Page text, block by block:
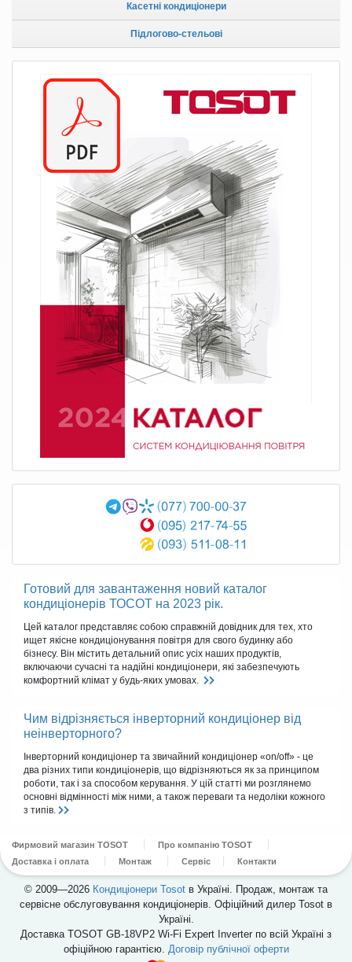
Касетні кондиціонери
Підлогово-стельові
Готовий для завантаження новий каталог
кондиціонерів ТОСОТ на 2023 рік.
Цей каталог представляє собою справжній довідник для тех, хто
ищет якісне кондиціонування повітря для свого будинку або
бізнесу. Він містить детальний опис усіх наших продуктів,
включаючи сучасні та надійні кондиціонери, які забезпечують
комфортний клімат у будь-яких умовах.
Чим відрізняється інверторний кондиціонер від
неінверторного?
Інверторний кондиціонер та звичайний кондиціонер «on/off» - це
два різних типи кондиціонерів, що відрізняються як за принципом
роботи, так і за способом керування. У цій статті ми розглянемо
основні відмінності між ними, а також переваги та недоліки кожного
з типів.
Фирмовий магазин TOSOT
Про компанію TOSOT
Доставка і оплата
Монтаж Сервіс Контакти
© 2009—2026 Кондиціонери Tosot в Україні. Продаж, монтаж та
сервісне обслуговування кондиціонерів. Офіційний дилер Tosot в
Україні.
Доставка TOSOT GB-18VP2 Wi-Fi Expert Inverter по всій Україні з
офіційною гарантією. Договір публічної оферти